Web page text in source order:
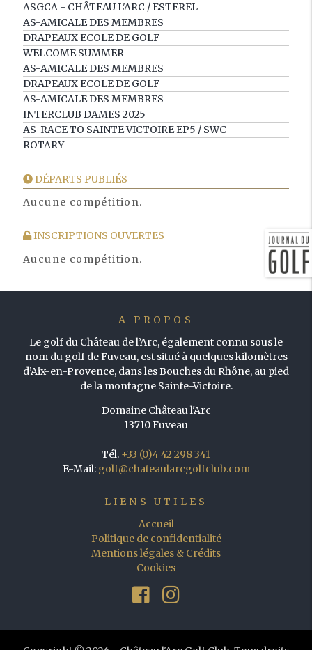
ASGCA - CHÂTEAU L'ARC / ESTEREL
AS-AMICALE DES MEMBRES
DRAPEAUX ECOLE DE GOLF
WELCOME SUMMER
AS-AMICALE DES MEMBRES
DRAPEAUX ECOLE DE GOLF
AS-AMICALE DES MEMBRES
INTERCLUB DAMES 2025
AS-RACE TO SAINTE VICTOIRE EP5 / SWC
ROTARY
DÉPARTS PUBLIÉS
Aucune compétition.
INSCRIPTIONS OUVERTES
Aucune compétition.
A PROPOS
Le golf du Château de l’Arc, également connu sous le
nom du golf de Fuveau, est situé à quelques kilomètres
d’Aix-en-Provence, dans les Bouches du Rhône, au pied
de la montagne Sainte-Victoire.
Domaine Château l'Arc
13710 Fuveau
Tél. +33 (0)4 42 298 341
E-Mail: golf@chateaularcgolfclub.com
LIENS UTILES
Accueil
Politique de confidentialité
Mentions légales & Crédits
Cookies